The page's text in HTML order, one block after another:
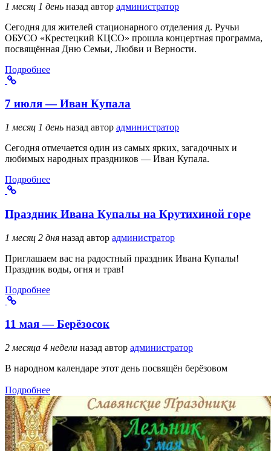
1 месяц 1 день назад автор администратор
Сегодня для жителей стационарного отделения д. Ручьи
ОБУСО «Крестецкий КЦСО» прошла концертная программа,
посвящённая Дню Семьи, Любви и Верности.
Подробнее
7 июля — Иван Купала
1 месяц 1 день назад автор администратор
Сегодня отмечается один из самых ярких, загадочных и
любимых народных праздников — Иван Купала.
Подробнее
Праздник Ивана Купалы на Крутихиной горе
1 месяц 2 дня назад автор администратор
Приглашаем вас на радостный праздник Ивана Купалы!
Праздник воды, огня и трав!
Подробнее
11 мая — Берёзосок
2 месяца 4 недели назад автор администратор
В народном календаре этот день посвящён берёзовом
Подробнее